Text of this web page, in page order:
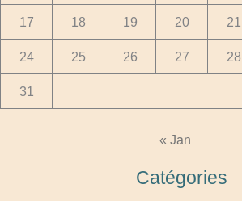
17 18 19 20 21
24 25 26 27 28
31
« Jan
Catégories